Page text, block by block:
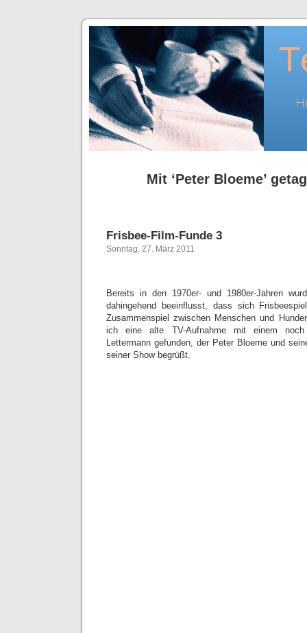
Mit ‘Peter Bloeme’
Frisbee-Film-Funde 3
Sonntag, 27. März 2011
Bereits in den 1970er- und 1980er-Jahren
dahingehend beeinflusst, dass sich
Zusammenspiel zwischen Menschen und
ich eine alte TV-Aufnahme mit einem noch
Lettermann gefunden, der Peter Bloeme und
seiner Show begrüßt.